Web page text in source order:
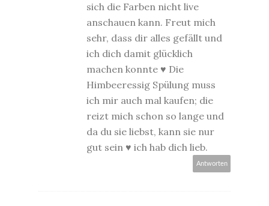
sich die Farben nicht live
anschauen kann. Freut mich
sehr, dass dir alles gefällt und
ich dich damit glücklich
machen konnte ♥ Die
Himbeeressig Spülung muss
ich mir auch mal kaufen; die
reizt mich schon so lange und
da du sie liebst, kann sie nur
gut sein ♥ ich hab dich lieb.
Antworten